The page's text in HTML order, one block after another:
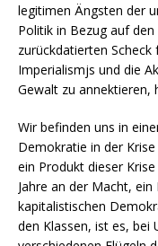
legitimen Ängsten der
Politik in Bezug auf
zurückdatierten
Imperialismjs und die
Gewalt zu annektieren,
Wir befinden uns in
Demokratie in der
ein Produkt dieser
Jahre an der Macht,
kapitalistischen
den Klassen, ist es, bei